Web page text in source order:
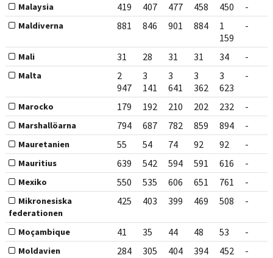
Malaysia 419 407 477 458 450 -
Maldiverna 881 846 901 884
1
159
-
Mali 31 28 31 31 34 -
Malta
2
947
3
141
3
641
3
362
3
623
-
Marocko 179 192 210 202 232 -
Marshallöarna 794 687 782 859 894 -
Mauretanien 55 54 74 92 92 -
Mauritius 639 542 594 591 616 -
Mexiko 550 535 606 651 761 -
Mikronesiska
federationen
425 403 399 469 508 -
Moçambique 41 35 44 48 53 -
Moldavien 284 305 404 394 452 -